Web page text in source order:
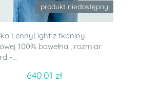
produkt niedostępny
LennyLight z tkaniny
100% bawełna , rozmiar
-...
640.01 zł